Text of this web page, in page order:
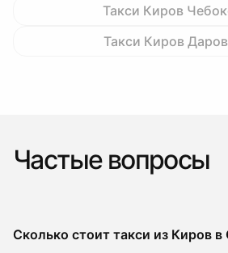
Такси Киров
Такси Киров
Частые вопросы
Сколько стоит такси из Киров